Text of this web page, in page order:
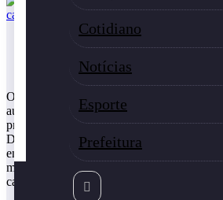
Cotidiano
Notícias
Esporte
Prefeitura
(Foto: Ricardo Marquesi/Arquivo
O indicio pode apontar para uma eventual
autores dos crimes os praticaram
premeditada e com requintes de crueldade.
Daniel Pozzetti, 28 anos e Larissa Rossi
encontrado carbonizado em Parapuã. Os
mas acredita-se que já estavam
carbonizados.